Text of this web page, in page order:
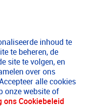
inhoud te
te beheren, de
site te volgen, en
over ons
alle cookies
onze website of
ons Cookiebeleid